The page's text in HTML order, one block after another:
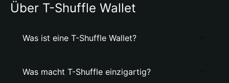
Über T-Shuffle Wallet
Was ist eine T-Shuffle Wallet?
Was macht T-Shuffle einzigartig?